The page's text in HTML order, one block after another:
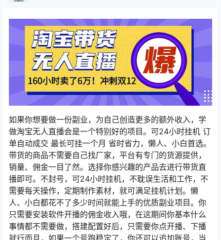
如果你想要做一份副业，为自己创造更多的额外收入，学
做淘宝无人直播会是一个特别好的项目。可24小时挂机 订
单自动成交 最长可挂一个月 省时省力，懒人、小白首选。
带货的商品不需要自己找厂家，平台有专门的货源提供，
销量、佣金一目了然。选择你感兴趣的产品去进行带货直
播即可。不封号，可24小时挂机，不耽误生活和工作，不
需要每天操作，定期制作素材，就可满足挂机计划。懒
人、小白都花不了多少时间就能上手的优质副业项目。你
只需要安装软件开播的佣金收入哦，在这期间你基本什么
事情都不需要做，搭建配置好后，只需要你点开播、下播
就行而且，如果一个号跑稳定了，你还可以追加账号，当